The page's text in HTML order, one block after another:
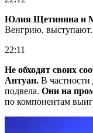
Юлия Щетинина и
Венгрию, выступают.
22:11
Не обходят своих
Антуан. В
подвела. Они на
по компонентам